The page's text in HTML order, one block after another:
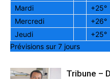
Mardi
+25°
Mercredi
+26°
Jeudi
+25°
Prévisions sur 7 jours
Tribune –